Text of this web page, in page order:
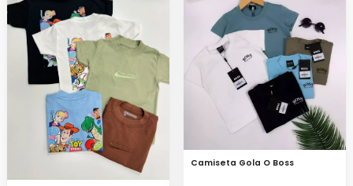
Camiseta Gola O Boss